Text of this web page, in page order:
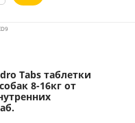
Tabs таблетки
8-16кг от